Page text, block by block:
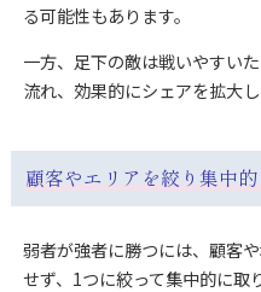
る可能性もあります。
一方、足下の敵は戦いやすい
流れ、効果的にシェアを拡大
顧客やエリアを絞り集中的
弱者が強者に勝つには、顧客
せず、1つに絞って集中的に取